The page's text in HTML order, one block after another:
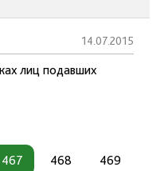
14.07.2015
лиц подавших
467 468 469